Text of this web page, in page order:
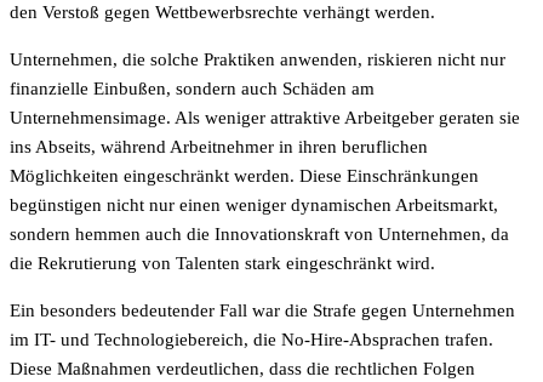
den Verstoß gegen Wettbewerbsrechte verhängt werden.
Unternehmen, die solche Praktiken anwenden, riskieren nicht nur
finanzielle Einbußen, sondern auch Schäden am
Unternehmensimage. Als weniger attraktive Arbeitgeber geraten sie
ins Abseits, während Arbeitnehmer in ihren beruflichen
Möglichkeiten eingeschränkt werden. Diese Einschränkungen
begünstigen nicht nur einen weniger dynamischen Arbeitsmarkt,
sondern hemmen auch die Innovationskraft von Unternehmen, da
die Rekrutierung von Talenten stark eingeschränkt wird.
Ein besonders bedeutender Fall war die Strafe gegen Unternehmen
im IT- und Technologiebereich, die No-Hire-Absprachen trafen.
Diese Maßnahmen verdeutlichen, dass die rechtlichen Folgen